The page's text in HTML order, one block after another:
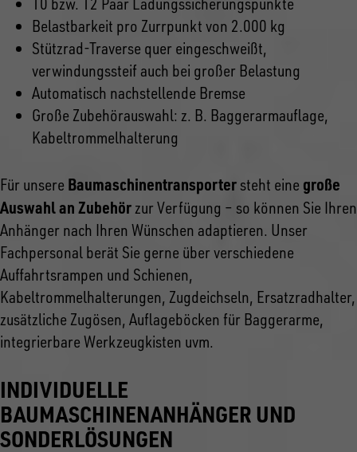
Belastbarkeit pro Zurrpunkt von 2.000 kg
Stützrad-Traverse quer eingeschweißt,
verwindungssteif auch bei großer Belastung
Automatisch nachstellende Bremse
Große Zubehörauswahl: z. B. Baggerarmauflage,
Kabeltrommelhalterung
Für unsere Baumaschinentransporter steht eine große
Auswahl an Zubehör zur Verfügung – so können Sie Ihren
Anhänger nach Ihren Wünschen adaptieren. Unser
Fachpersonal berät Sie gerne über verschiedene
Auffahrtsrampen und Schienen,
Kabeltrommelhalterungen, Zugdeichseln, Ersatzradhalter,
zusätzliche Zugösen, Auflageböcken für Baggerarme,
integrierbare Werkzeugkisten uvm.
INDIVIDUELLE
BAUMASCHINENANHÄNGER UND
SONDERLÖSUNGEN